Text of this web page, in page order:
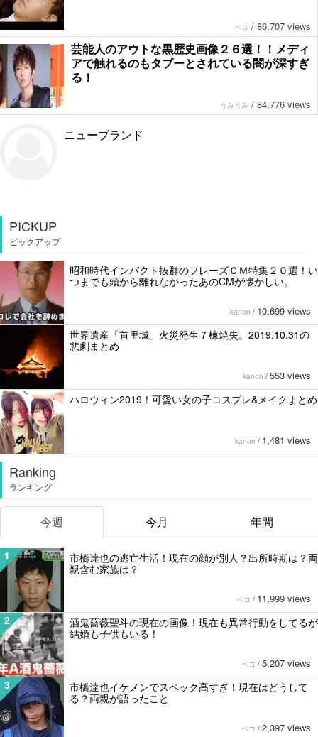
ペコ / 86,707 views
芸能人のアウトな黒歴史画像２６選！！メディ
アで触れるのもタブーとされている闇が深すぎ
る！
うみうみ / 84,776 views
ニューブランド
PICKUP
ピックアップ
昭和時代インパクト抜群のフレーズＣＭ特集２０選！い
つまでも頭から離れなかったあのCMが懐かしい。
kanon / 10,699 views
世界遺産「首里城」火災発生７棟焼失。2019.10.31の
悲劇まとめ
kanon / 553 views
ハロウィン2019！可愛い女の子コスプレ&メイクまとめ
kanon / 1,481 views
Ranking
ランキング
今週 今月 年間
1
市橋達也の逃亡生活！現在の顔が別人？出所時期は？両
親含む家族は？
ペコ / 11,999 views
2
酒鬼薔薇聖斗の現在の画像！現在も異常行動をしてるが
結婚も子供もいる！
ペコ / 5,207 views
3
市橋達也イケメンでスペック高すぎ！現在はどうして
る？両親が語ったこと
ペコ / 2,397 views